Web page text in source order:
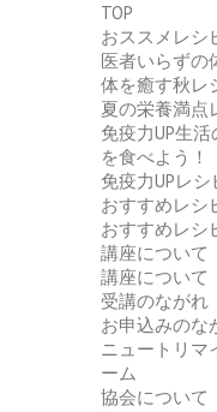
TOP
おススメレシ
医者いらずの
体を癒す秋レ
夏の栄養満点
免疫力UP生
を食べよう！
免疫力UPレシ
おすすめレシ
おすすめレシ
講座について
講座について
受講のながれ
お申込みのな
ニュートリマ
ーム
協会について